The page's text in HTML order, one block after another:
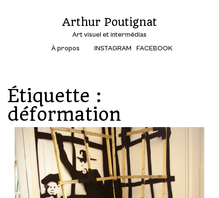
Arthur Poutignat
Art visuel et intermédias
À propos
INSTAGRAM FACEBOOK
Étiquette :
déformation